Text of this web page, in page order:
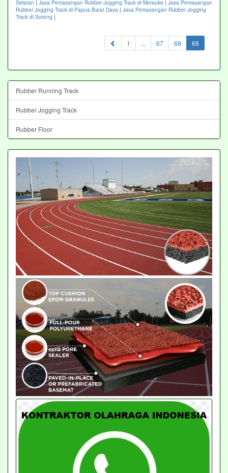
Selatan | Jasa Pemasangan Rubber Jogging Track di Merauke | Jasa Pemasangan
Rubber Jogging Track di Papua Barat Daya | Jasa Pemasangan Rubber Jogging
Track di Sorong |
1 ... 67 68 69
Rubber Running Track
Rubber Jogging Track
Rubber Floor